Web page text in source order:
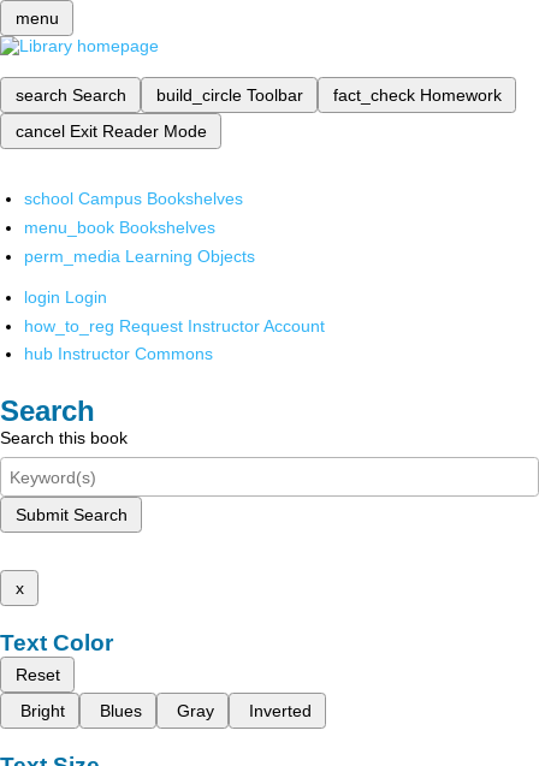
menu
search Search build_circle Toolbar fact_check Homework
cancel Exit Reader Mode
school Campus Bookshelves
menu_book Bookshelves
perm_media Learning Objects
login Login
how_to_reg Request Instructor Account
hub Instructor Commons
Search
Search this book
Submit Search
x
Text Color
Reset
Bright
Blues Gray Inverted